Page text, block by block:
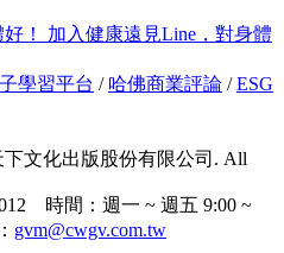
加入健康遠見Line，對身體
學習平台 / 哈佛商業評論 /ESG
下文化出版股份有限公司. All
時間：週一 ~ 週五 9:00 ~
gvm@cwgv.com.tw